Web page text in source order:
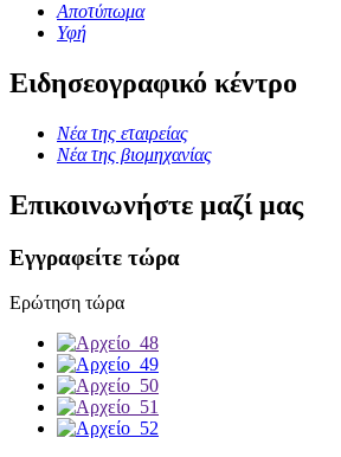
Αποτύπωμα
Υφή
Ειδησεογραφικό κέντρο
Νέα της εταιρείας
Νέα της βιομηχανίας
Επικοινωνήστε μαζί μας
Εγγραφείτε τώρα
Ερώτηση τώρα